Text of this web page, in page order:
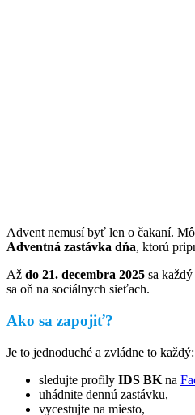
Advent nemusí byť len o čakaní.
Adventná zastávka dňa, ktorú
Až do 21. decembra 2025 sa
sa oň na sociálnych sieťach.
Ako sa zapojiť?
Je to jednoduché a zvládne to každý:
sledujte profily IDS BK na
uhádnite dennú zastávku,
vycestujte na miesto,